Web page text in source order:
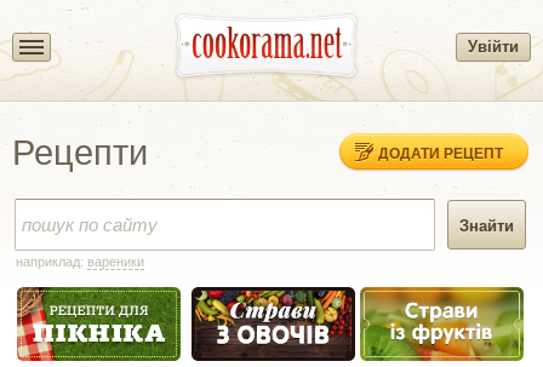
Увійти
Рецепти ДОДАТИ РЕЦЕПТ
наприклад: вареники